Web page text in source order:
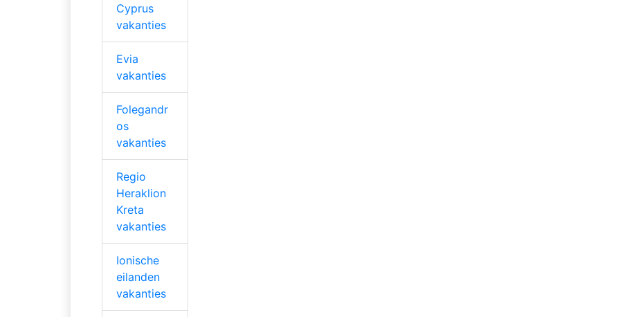
Cyprus
vakanties
Evia
vakanties
Folegandr
os
vakanties
Regio
Heraklion
Kreta
vakanties
Ionische
eilanden
vakanties